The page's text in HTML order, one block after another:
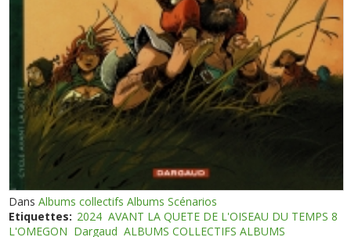
DansAlbums collectifs Albums Scénarios
Etiquettes: 2024 AVANT LA QUETE DE L'OISEAU DU TEMPS 8
L'OMEGON Dargaud ALBUMS COLLECTIFS ALBUMS